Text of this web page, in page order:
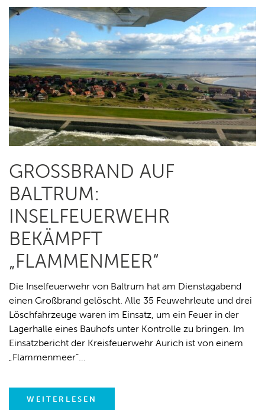
GROSSBRAND AUF B
ALTRUM: I
NSELFEUERWEHR B
EKÄMPFT „
FLAMMENMEER“
Die Inselfeuerwehr von Baltrum hat am Dienstagabend
einen Großbrand gelöscht. Alle 35 Feuwehrleute und drei
Löschfahrzeuge waren im Einsatz, um ein Feuer in der
Lagerhalle eines Bauhofs unter Kontrolle zu bringen. Im
Einsatzbericht der Kreisfeuerwehr Aurich ist von einem
„Flammenmeer“…
WEITERLESEN